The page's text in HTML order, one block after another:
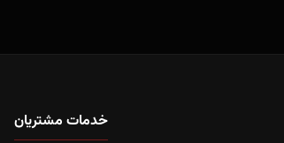
خدمات مشتریان